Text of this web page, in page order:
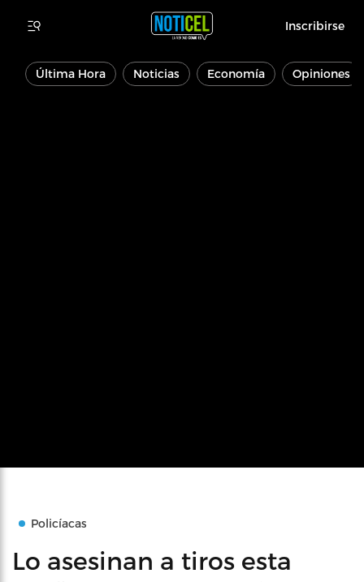
Inscribirse
Última Hora Noticias Economía Opiniones
Policíacas
Lo asesinan a tiros esta